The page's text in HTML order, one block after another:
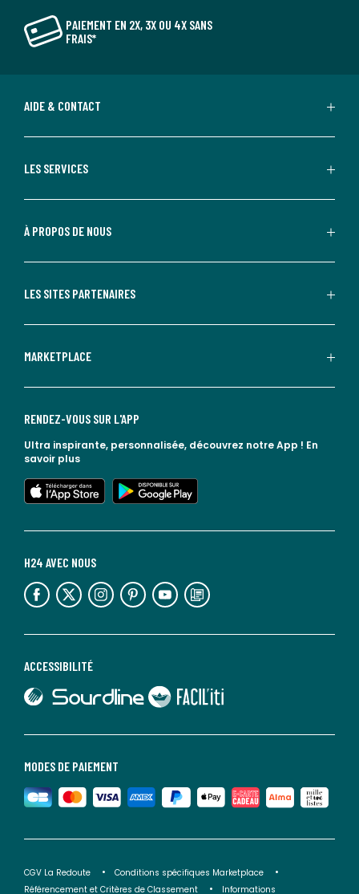
PAIEMENT EN 2X, 3X OU 4X SANS
FRAIS*
AIDE & CONTACT
LES SERVICES
À PROPOS DE NOUS
LES SITES PARTENAIRES
MARKETPLACE
MODES DE PAIEMENT
ACCESSIBILITÉ
lien vers Faciliti
H24 AVEC NOUS
lien vers l'espace réseaux sociaux lien vers l'espace réseaux sociaux lien vers l'espace réseaux sociaux lien vers l'espace réseaux sociaux lien vers l'espace réseaux sociaux lien vers le blog la redoute
RENDEZ-VOUS SUR L'APP
Ultra inspirante, personnalisée, découvrez notre App ! En
savoir plus
lien vers l'app store
lien vers google play
CGV La Redoute
Conditions spécifiques Marketplace
Référencement et Critères de Classement
Informations